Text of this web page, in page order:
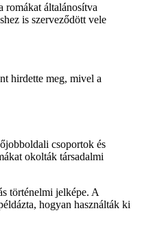
romákat általánosítva
is szerveződött vele
hirdette meg, mivel a
csoportok és
okolták társadalmi
történelmi jelképe. A
hogyan használták ki